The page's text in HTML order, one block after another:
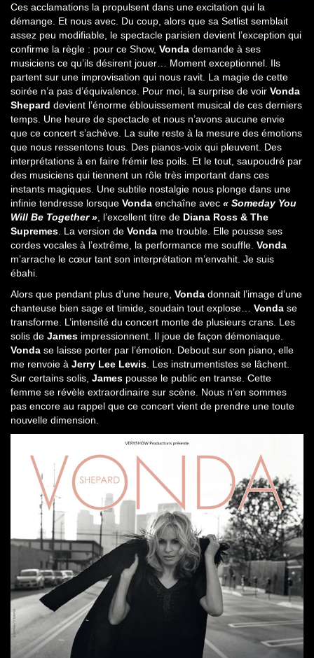
Ces acclamations la propulsent dans une excitation qui la
démange. Et nous avec. Du coup, alors que sa Setlist semblait
assez peu modifiable, le spectacle parisien devient l’exception qui
confirme la règle : pour ce Show, Vonda demande à ses
musiciens ce qu’ils désirent jouer… Moment exceptionnel. Ils
partent sur une improvisation qui nous ravit. La magie de cette
soirée n’a pas d’équivalence. Pour moi, la surprise de voir Vonda
Shepard devient l’énorme éblouissement musical de ces derniers
temps. Une heure de spectacle et nous n’avons aucune envie
que ce concert s’achève. La suite reste à la mesure des émotions
que nous ressentons tous. Des pianos-voix qui pleuvent. Des
interprétations à en faire frémir les poils. Et le tout, saupoudré par
des musiciens qui tiennent un rôle très important dans ces
instants magiques. Une subtile nostalgie nous plonge dans une
infinie tendresse lorsque Vonda enchaîne avec « Someday You
Will Be Together » , l’excellent titre de Diana Ross & The
Supremes . La version de Vonda me trouble. Elle pousse ses
cordes vocales à l’extrême, la performance me souffle. Vonda
m’arrache le cœur tant son interprétation m’envahit. Je suis
ébahi.
Alors que pendant plus d’une heure, Vonda donnait l’image d’une
chanteuse bien sage et timide, soudain tout explose… Vonda se
transforme. L’intensité du concert monte de plusieurs crans. Les
solis de James impressionnent. Il joue de façon démoniaque.
Vonda se laisse porter par l’émotion. Debout sur son piano, elle
me renvoie à Jerry Lee Lewis . Les instrumentistes se lâchent.
Sur certains solis, James pousse le public en transe. Cette
femme se révèle extraordinaire sur scène. Nous n’en sommes
pas encore au rappel que ce concert vient de prendre une toute
nouvelle dimension.